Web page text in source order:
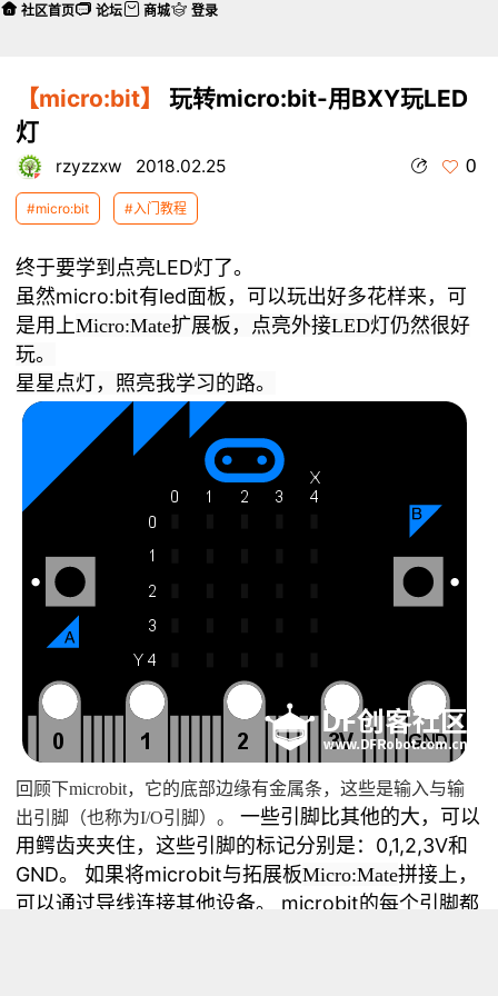
【micro:bit】
玩转micro:bit-用BXY玩LED
灯
rzyzzxw 2018.02.25 0
#micro:bit #入门教程
终于要学到点亮LED灯了。
虽然micro:bit有led面板，可以玩出好多花样来，可
是用上Micro:Mate扩展板，点亮外接LED灯仍然很好
玩。
星星点灯，照亮我学习的路。
回顾下microbit，它的底部边缘有金属条，这些是输入与输
出引脚（也称为I/O引脚）。
一些引脚比其他的大，可以
用鳄齿夹夹住，这些引脚的标记分别是：0,1,2,3V和
GND。 如果将microbit与拓展板Micro:Mate拼接上，
可以通过导线连接其他设备。 microbit的每个引脚都
社区首页 论坛 商城 登录